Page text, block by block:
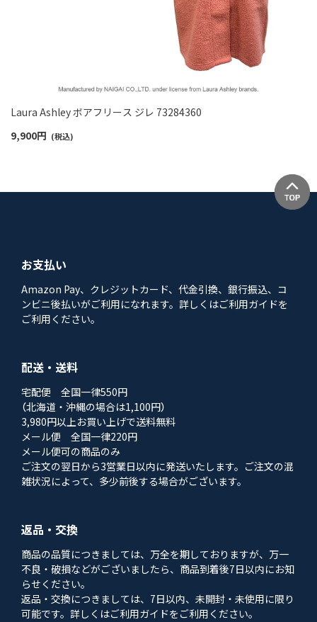
Laura Ashley ボアフリース ジレ 73284360
9,900円 (税込)
お支払い
Amazon Pay、クレジットカード、代金引換、銀行振込、コ
ンビニ後払いがご利用になれます。詳しくはご利用ガイドを
ご利用ください。
配送・送料
宅配便 全国一律550円
（北海道・沖縄の場合は1,100円）
3,980円以上お買い上げで送料無料
メール便 全国一律220円
メール便可の商品のみ
ご注文の翌日から3営業日以内に発送いたします。ご注文の混
雑状況によって、多少前後する場合がございます。
返品・交換
商品の品質につきましては、万全を期しておりますが、万一
不良・破損などがございましたら、商品到着後7日以内にお知
らせください。
返品・交換につきましては、7日以内、未開封・未使用に限り
可能です。詳しくはご利用ガイドをご利用ください。